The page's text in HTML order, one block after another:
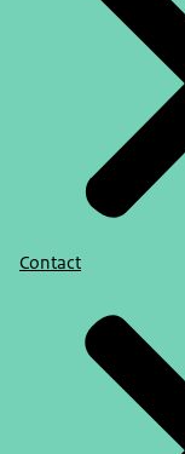
Contact